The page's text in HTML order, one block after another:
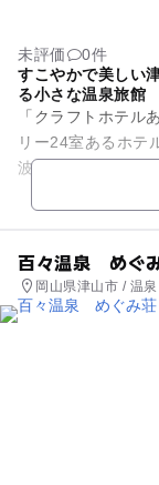
未評価
0件
すこやかで美しい
る小さな温泉旅館
「クラフトホテル
リー24室あるホテル＆ゲス
波地区は「にほん
百々温泉 めぐ
岡山県津山市 / 温